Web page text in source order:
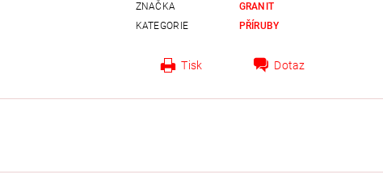
ZNAČKA
GRANIT
KATEGORIE
PŘÍRUBY
Tisk Dotaz